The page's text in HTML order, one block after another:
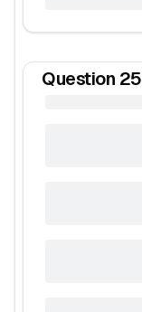
Question 25